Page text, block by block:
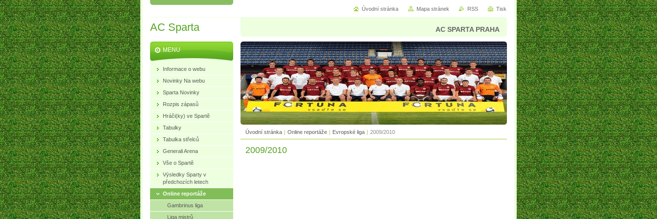
AC Sparta AC SPARTA PRAHA
Úvodní stránka | Online reportáže | Evropské liga | 2009/2010
2009/2010
MENU
Informace o webu
Novinky Na webu
Sparta Novinky
Rozpis zápasů
Hráči(ky) ve Spartě
Tabulky
Tabulka střelců
Generali Arena
Vše o Spartě
Výsledky Sparty v
předchozích letech
Online reportáže
Gambrinus liga
Liga mistrů
Úvodní stránka Mapa stránek RSS Tisk